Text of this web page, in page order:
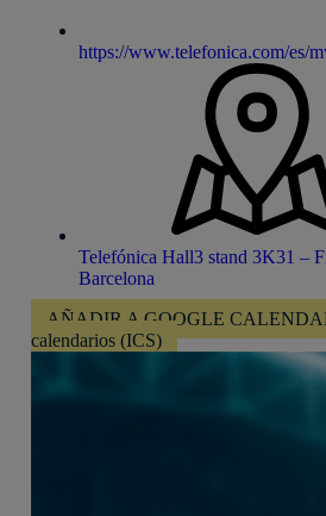
https://www.telefonica.com/es/
Telefónica Hall3 stand 3K31 –
Barcelona
AÑADIR A GOOGLE
calendarios (ICS)